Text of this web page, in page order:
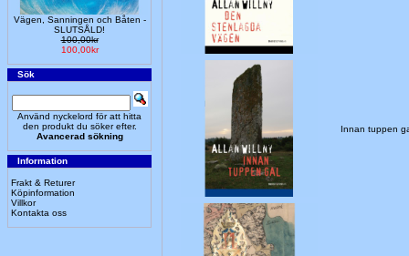
Vägen, Sanningen och Båten -
SLUTSÅLD!
100,00kr
100,00kr
Sök
Använd nyckelord för att hitta
den produkt du söker efter.
Avancerad sökning
Information
Frakt & Returer
Köpinformation
Villkor
Kontakta oss
Innan tuppen